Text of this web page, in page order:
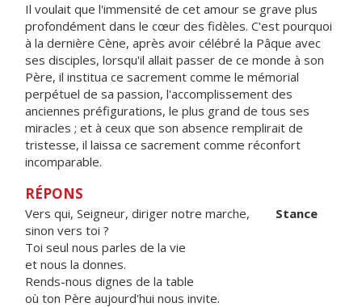
Il voulait que l'immensité de cet amour se grave plus
profondément dans le cœur des fidèles. C'est pourquoi
à la dernière Cène, après avoir célébré la Pâque avec
ses disciples, lorsqu'il allait passer de ce monde à son
Père, il institua ce sacrement comme le mémorial
perpétuel de sa passion, l'accomplissement des
anciennes préfigurations, le plus grand de tous ses
miracles ; et à ceux que son absence remplirait de
tristesse, il laissa ce sacrement comme réconfort
incomparable.
RÉPONS
Vers qui, Seigneur, diriger notre marche, Stance
sinon vers toi ?
Toi seul nous parles de la vie
et nous la donnes.
Rends-nous dignes de la table
où ton Père aujourd'hui nous invite.